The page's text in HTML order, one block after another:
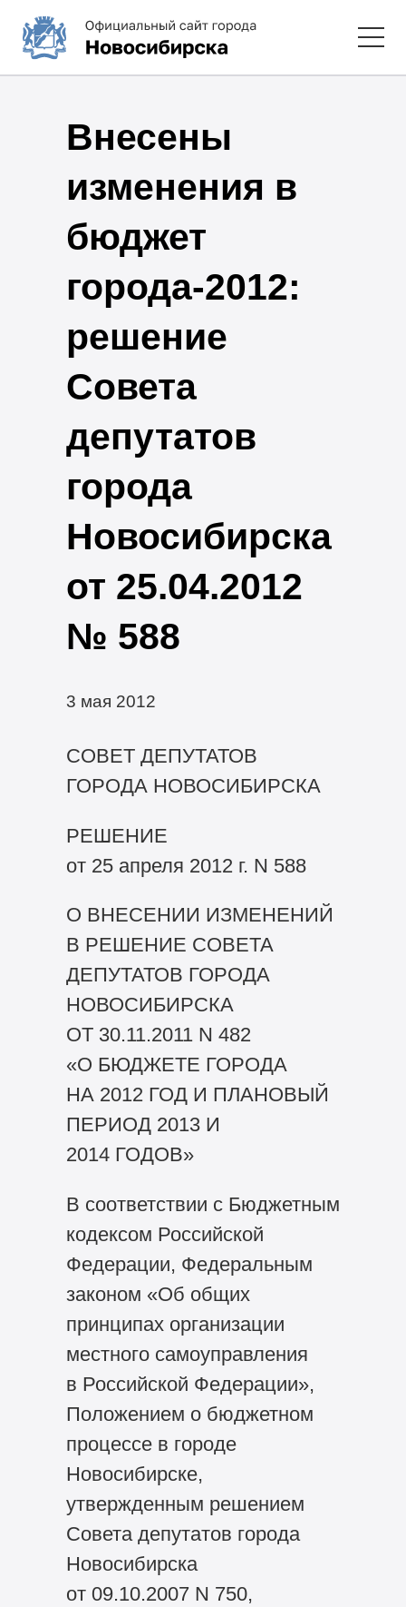
Внесены
изменения в
бюджет
города-2012:
решение
Совета
депутатов
города
Новосибирска
от 25.04.2012
№ 588
3 мая 2012
СОВЕТ ДЕПУТАТОВ
ГОРОДА НОВОСИБИРСКА
РЕШЕНИЕ
от 25 апреля 2012 г. N 588
О ВНЕСЕНИИ ИЗМЕНЕНИЙ
В РЕШЕНИЕ СОВЕТА
ДЕПУТАТОВ ГОРОДА
НОВОСИБИРСКА
ОТ 30.11.2011 N 482
«О БЮДЖЕТЕ ГОРОДА
НА 2012 ГОД И ПЛАНОВЫЙ
ПЕРИОД 2013 И
2014 ГОДОВ»
В соответствии с Бюджетным
кодексом Российской
Федерации, Федеральным
законом «Об общих
принципах организации
местного самоуправления
в Российской Федерации»,
Положением о бюджетном
процессе в городе
Новосибирске,
утвержденным решением
Совета депутатов города
Новосибирска
от 09.10.2007 N 750,